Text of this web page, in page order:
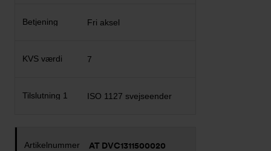
Fri aksel
7
ISO 1127 svejseender
AT DVC1311500020